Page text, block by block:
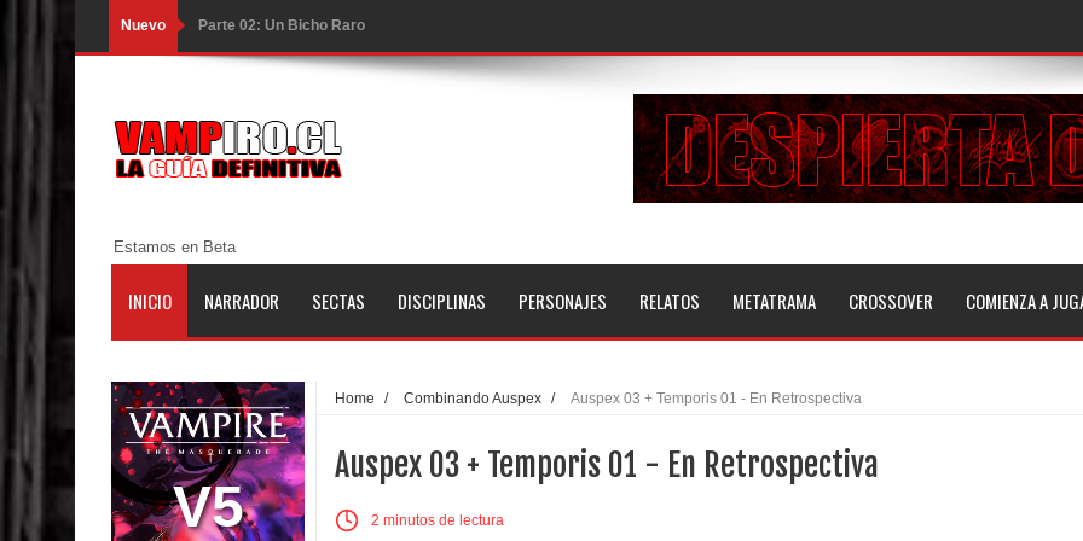
Nuevo Parte 02: Un Bicho Raro
Parte 01: Una Misión de Locos
Parte 03: Forastero en Tierra Muerta
Parte 10: El Secreto
Parte 06: El Trato con los Muertos
Parte 05: Sitiados
Parte 04: Se Descubre el Pastel
Parte 03: Una Piraña en el Bidé
Estamos en Beta
INICIO NARRADOR SECTAS DISCIPLINAS PERSONAJES RELATOS METATRAMA CROSSOVER COMIENZA A
V5
Home / Combinando Auspex / Auspex 03 + Temporis 01 - En Retrospectiva
Auspex 03 + Temporis 01 - En Retrospectiva
2 minutos de lectura